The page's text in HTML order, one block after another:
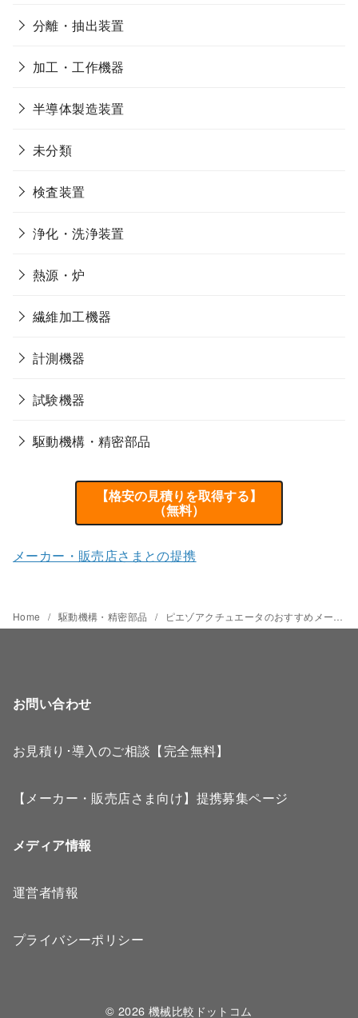
分離・抽出装置
加工・工作機器
半導体製造装置
未分類
検査装置
浄化・洗浄装置
熱源・炉
繊維加工機器
計測機器
試験機器
駆動機構・精密部品
【格安の見積りを取得する】
（無料）
メーカー・販売店さまとの提携
Home 駆動機構・精密部品 ピエゾアクチュエータのおすすめメーカーと価格相場
お問い合わせ
お見積り･導入のご相談【完全無料】
【メーカー・販売店さま向け】提携募集ページ
メディア情報
運営者情報
プライバシーポリシー
© 2026機械比較ドットコム